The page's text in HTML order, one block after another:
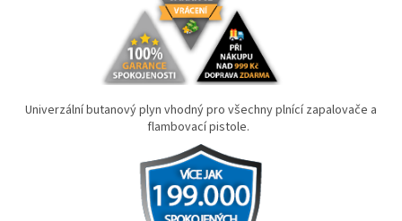
Univerzální butanový plyn vhodný pro všechny plnící zapalovače a
flambovací pistole.